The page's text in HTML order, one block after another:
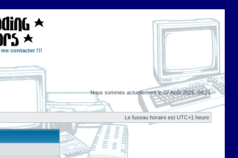
me contacter !!!
Nous sommes actuellement le 07 Août 2026, 04:21
Le fuseau horaire est UTC+1 heure